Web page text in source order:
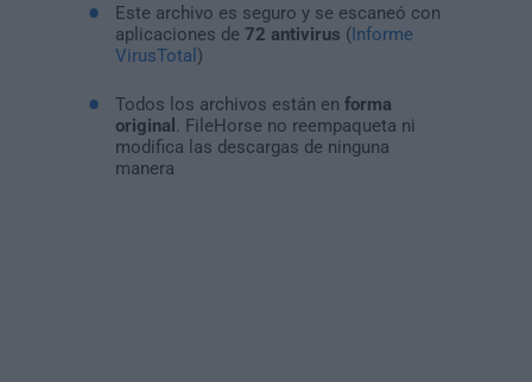
Este archivo es seguro y se escaneó con
aplicaciones de 72 antivirus (Informe
VirusTotal )
Todos los archivos están en forma
original
. FileHorse no reempaqueta ni
modifica las descargas de ninguna
manera